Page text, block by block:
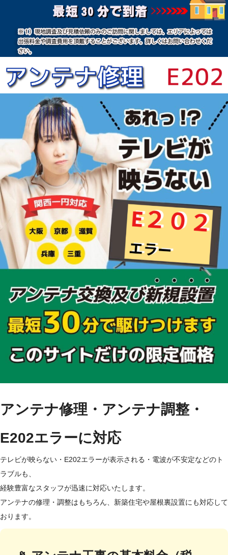
アンテナ修理・アンテナ調整・
E202エラーに対応
テレビが映らない・E202エラーが表示される・電波が不安定などのト
ラブルも、
経験豊富なスタッフが迅速に対応いたします。
アンテナの修理・調整はもちろん、新築住宅や屋根裏設置にも対応して
おります。